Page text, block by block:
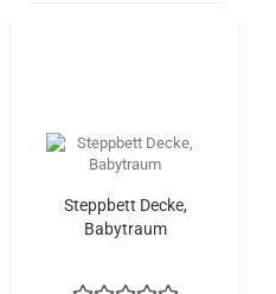
Steppbett Decke,
Babytraum